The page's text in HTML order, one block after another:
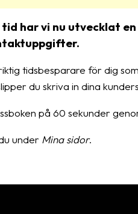
har vi nu utvecklat
tidsbesparare för dig
du skriva in dina
på 60 sekunder
under Mina sidor.